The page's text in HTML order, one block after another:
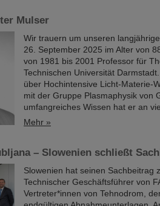
Mulser
Wir trauern um unseren
26. September 2025 im Alter von
von 1981 bis 2001 Professor für
Technischen Universität
über Hochintensive Licht-Materie-
mit der Gruppe Plasmaphysik von
umfangreiches Wissen hat er an
Mehr »
– Slowenien schließt
Slowenien hat seinen Sachbeitrag
Technischer Geschäftsführer von
Vertreter*innen von Tehnodrom,